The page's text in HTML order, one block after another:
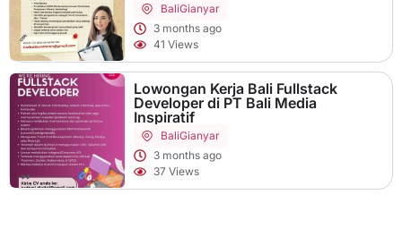
BaliGianyar
3 months ago
41 Views
Lowongan Kerja Bali Fullstack
Developer di PT Bali Media
Inspiratif
BaliGianyar
3 months ago
37 Views